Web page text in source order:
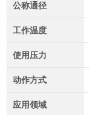
公称通径
工作温度
使用压力
动作方式
应用领域